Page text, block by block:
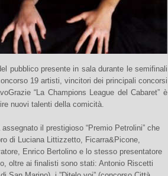
pubblico presente in sala durante le semifinali
19 artisti, vincitori dei principali concorsi
“La Champions League del Cabaret” è
nuovi talenti della comicità.
il prestigioso “Premio Petrolini” che
di Luciana Littizzetto, Ficarra&Picone,
Enrico Bertolino e lo stesso presentatore
oltre ai finalisti sono stati: Antonio Riscetti